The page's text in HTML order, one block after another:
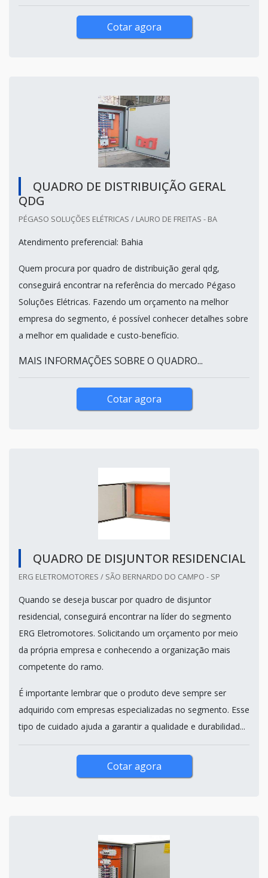
Cotar agora
QUADRO DE DISTRIBUIÇÃO GERAL
QDG
PÉGASO SOLUÇÕES ELÉTRICAS / LAURO DE FREITAS - BA
Atendimento preferencial: Bahia
Quem procura por quadro de distribuição geral qdg,
conseguirá encontrar na referência do mercado Pégaso
Soluções Elétricas. Fazendo um orçamento na melhor
empresa do segmento, é possível conhecer detalhes sobre
a melhor em qualidade e custo-benefício.
MAIS INFORMAÇÕES SOBRE O QUADRO...
Cotar agora
QUADRO DE DISJUNTOR RESIDENCIAL
ERG ELETROMOTORES / SÃO BERNARDO DO CAMPO - SP
Quando se deseja buscar por quadro de disjuntor
residencial, conseguirá encontrar na líder do segmento
ERG Eletromotores. Solicitando um orçamento por meio
da própria empresa e conhecendo a organização mais
competente do ramo.
É importante lembrar que o produto deve sempre ser
adquirido com empresas especializadas no segmento. Esse
tipo de cuidado ajuda a garantir a qualidade e durabilidad...
Cotar agora